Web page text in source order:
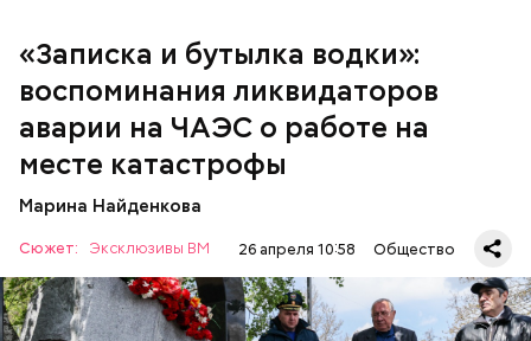
«Записка и бутылка водки»:
воспоминания ликвидаторов
аварии на ЧАЭС о работе на
месте катастрофы
Марина Найденкова
Сюжет: Эксклюзивы ВМ 26 апреля 10:58 Общество
транспорт. Привезли в полк. Построились. Сказали,
что произошло. Создали мобильный отряд. Через
несколько часов мы направились в сторону
Чернобыля, — вспоминает Макеев.
А еще, удержав меч палача, святой Николай спас от
смерти трех мужей, невинно осужденных
корыстолюбивым градоначальником.